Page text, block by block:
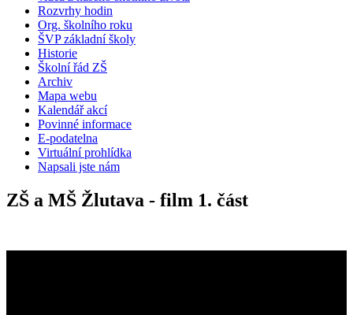
Rozvrhy hodin
Org. školního roku
ŠVP základní školy
Historie
Školní řád ZŠ
Archiv
Mapa webu
Kalendář akcí
Povinné informace
E-podatelna
Virtuální prohlídka
Napsali jste nám
ZŠ a MŠ Žlutava - film 1. část